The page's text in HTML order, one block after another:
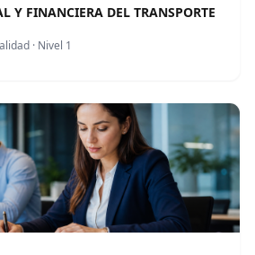
Y FINANCIERA DEL TRANSPORTE
· Nivel 1